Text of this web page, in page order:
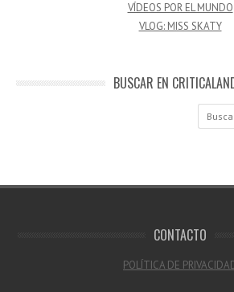
VÍDEOS POR EL MUNDO
VLOG: MISS SKATY
BUSCAR EN
Buscar
CONTACTO
POLÍTICA DE